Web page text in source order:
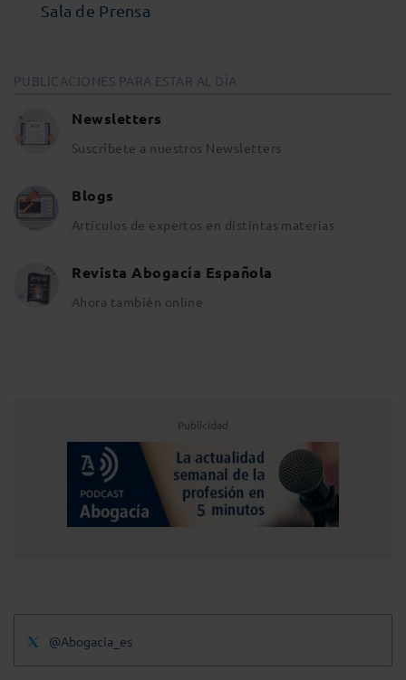
Sala de Prensa
PUBLICACIONES PARA ESTAR AL DÍA
Newsletters
Suscríbete a nuestros Newsletters
Blogs
Artículos de expertos en distintas materias
Revista Abogacía Española
Ahora también online
Publicidad
@Abogacia_es